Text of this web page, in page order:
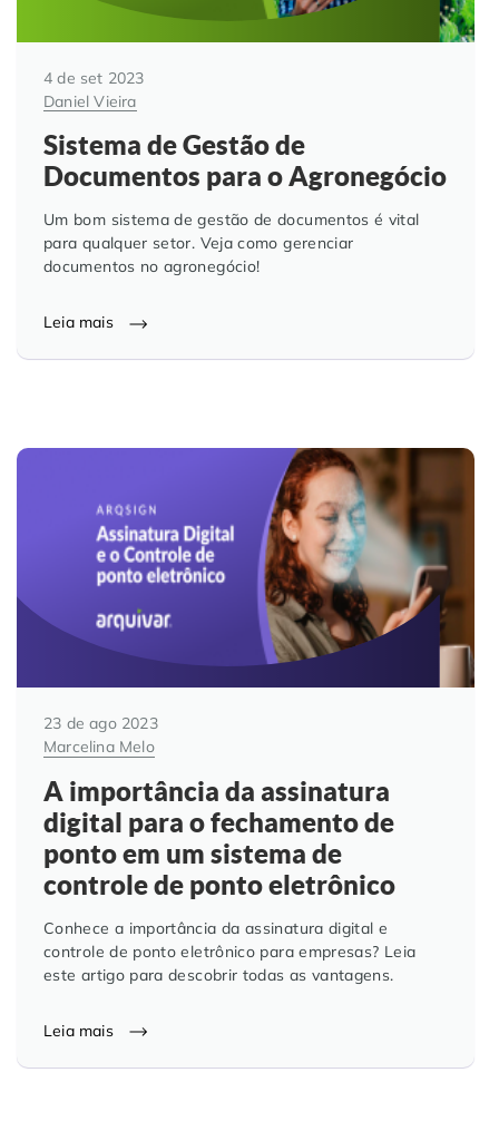
4 de set 2023
Daniel Vieira
Sistema de Gestão de
Documentos para o Agronegócio
Um bom sistema de gestão de documentos é vital
para qualquer setor. Veja como gerenciar
documentos no agronegócio!
Leia mais
23 de ago 2023
Marcelina Melo
A importância da assinatura
digital para o fechamento de
ponto em um sistema de
controle de ponto eletrônico
Conhece a importância da assinatura digital e
controle de ponto eletrônico para empresas? Leia
este artigo para descobrir todas as vantagens.
Leia mais